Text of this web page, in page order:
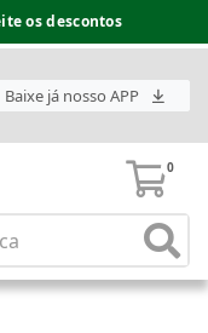
os descontos
Baixe já nosso APP
0